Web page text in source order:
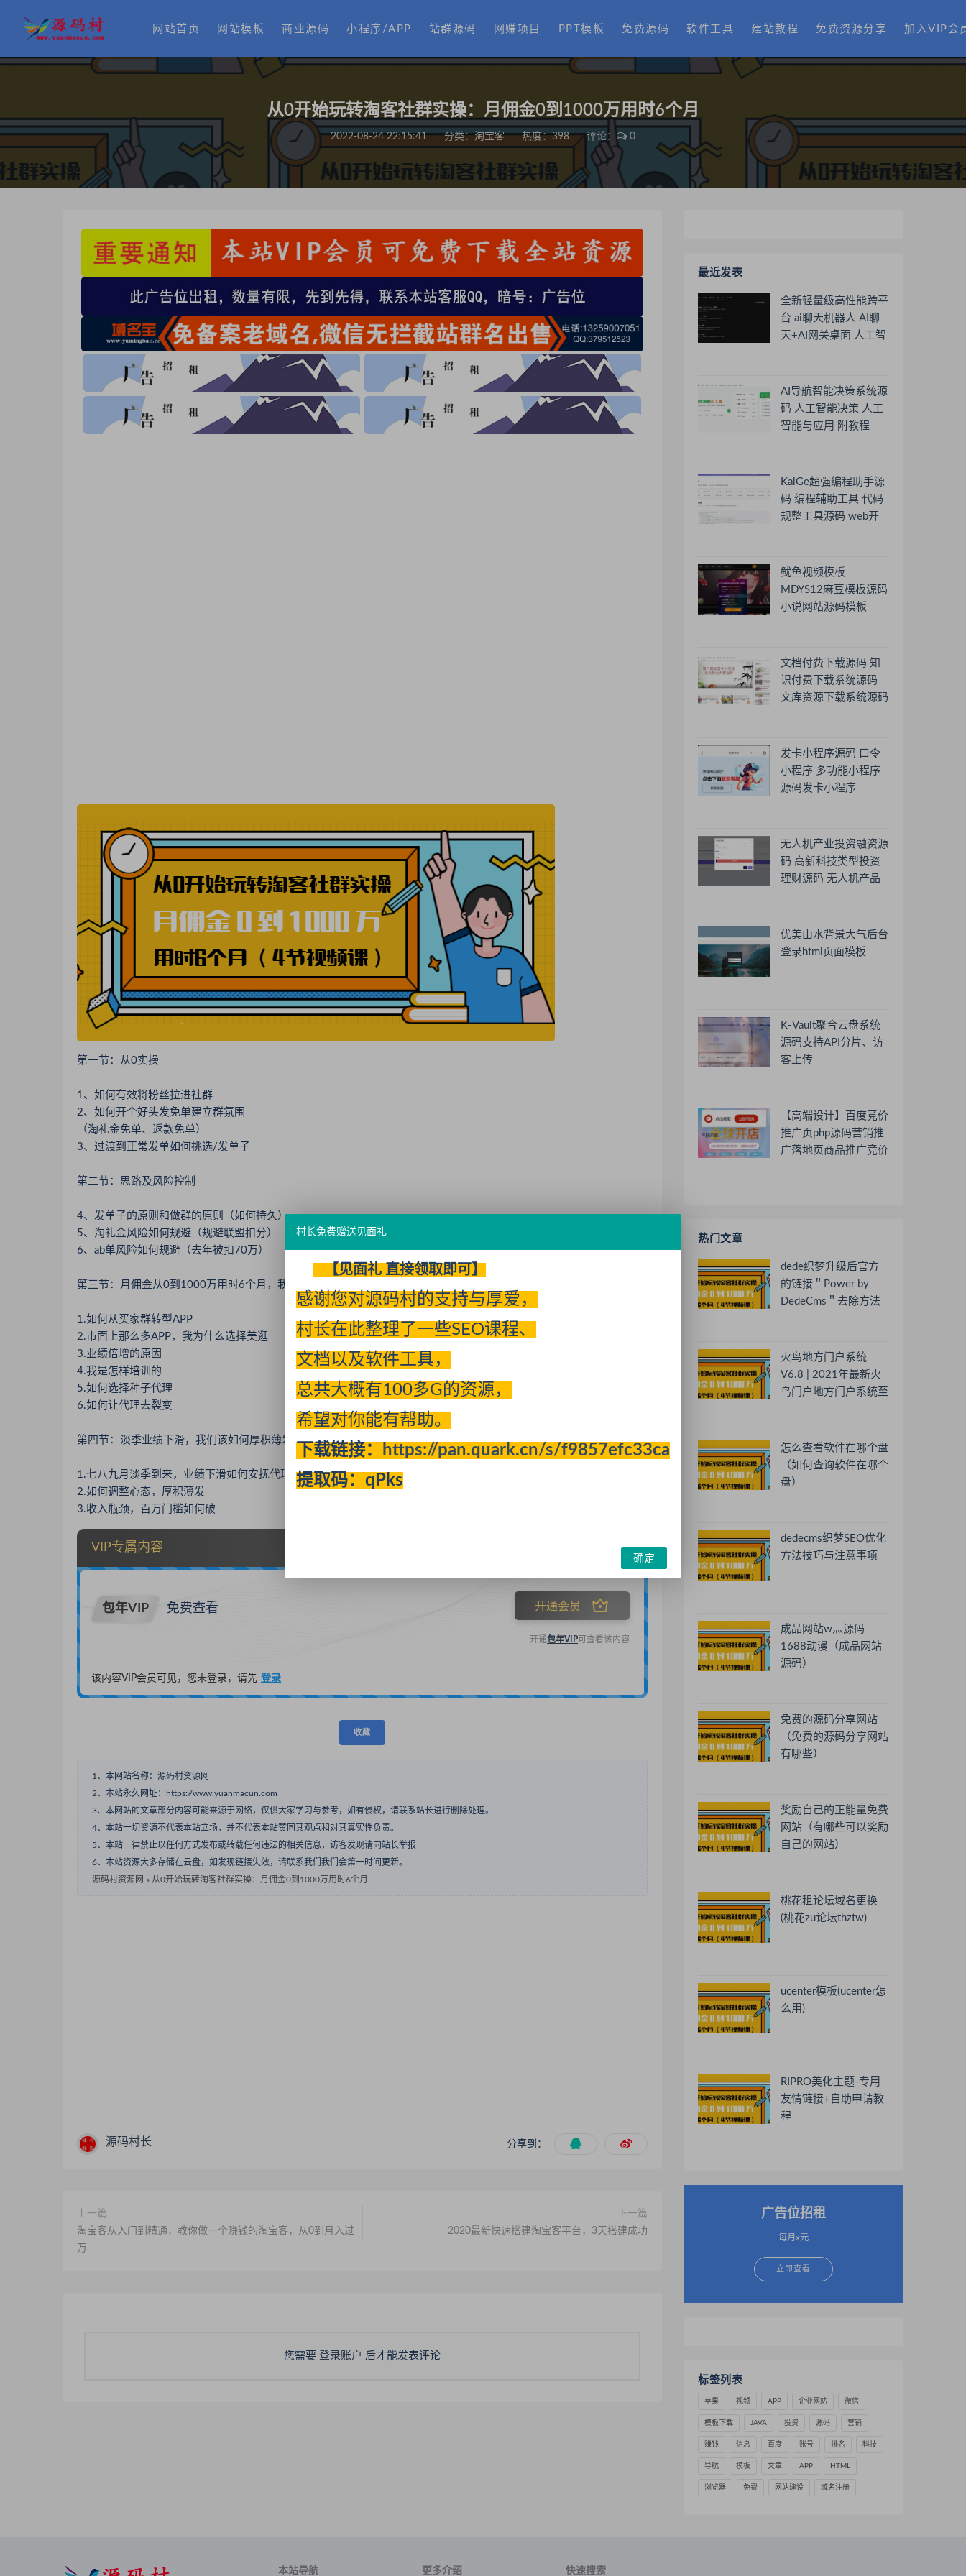
网站首页 网站模板 商业源码 小程序/APP 站群源码 网赚项目 PPT模板 免费源码 软件工具 建站教程 免费资源分享 加入VIP会
从0开始玩转淘客社群实操：月佣金0到1000万用时6个月
2022-08-24 22:15:41 分类：淘宝客 热度：398 评论： 0
第一节：从0实操
1、如何有效将粉丝拉进社群
2、如何开个好头发免单建立群氛围
（淘礼金免单、返款免单）
3、过渡到正常发单如何挑选/发单子
第二节：思路及风险控制
4、发单子的原则和做群的原则（如何持久）
5、淘礼金风险如何规避（规避联盟扣分）
6、ab单风险如何规避（去年被扣70万）
第三节：月佣金从0到1000万用时6个月，我是如何成功的
1.如何从买家群转型APP
2.市面上那么多APP，我为什么选择美逛
3.业绩倍增的原因
4.我是怎样培训的
5.如何选择种子代理
6.如何让代理去裂变
第四节：淡季业绩下滑，我们该如何厚积薄发，月佣金百万门槛如何突破
1.七八九月淡季到来，业绩下滑如何安抚代理
2.如何调整心态，厚积薄发
3.收入瓶颈，百万门槛如何破
VIP专属内容
包年VIP 免费查看 开通会员
开通包年VIP可查看该内容
该内容VIP会员可见，您未登录，请先 登录
收藏
1、本网站名称：源码村资源网
2、本站永久网址：https://www.yuanmacun.com
3、本网站的文章部分内容可能来源于网络，仅供大家学习与参考，如有侵权，请联系站长进行删除处理。
4、本站一切资源不代表本站立场，并不代表本站赞同其观点和对其真实性负责。
5、本站一律禁止以任何方式发布或转载任何违法的相关信息，访客发现请向站长举报
6、本站资源大多存储在云盘，如发现链接失效，请联系我们我们会第一时间更新。
源码村资源网 » 从0开始玩转淘客社群实操：月佣金0到1000万用时6个月
源码村长 分享到：
上一篇
淘宝客从入门到精通，教你做一个赚钱的淘宝客，从0到月入过
万
下一篇
2020最新快速搭建淘宝客平台，3天搭建成功
您需要 登录账户 后才能发表评论
最近发表
全新轻量级高性能跨平
台 ai聊天机器人 AI聊
天+AI网关桌面 人工智
AI导航智能决策系统源
码 人工智能决策 人工
智能与应用 附教程
KaiGe超强编程助手源
码 编程辅助工具 代码
规整工具源码 web开
鱿鱼视频模板
MDYS12麻豆模板源码
小说网站源码模板
文档付费下载源码 知
识付费下载系统源码
文库资源下载系统源码
发卡小程序源码 口令
小程序 多功能小程序
源码发卡小程序
无人机产业投资融资源
码 高新科技类型投资
理财源码 无人机产品
优美山水背景大气后台
登录html页面模板
K-Vault聚合云盘系统
源码支持API分片、访
客上传
【高端设计】百度竞价
推广页php源码营销推
广落地页商品推广竞价
热门文章
dede织梦升级后官方
的链接＂Power by
DedeCms＂去除方法
火鸟地方门户系统
V6.8 | 2021年最新火
鸟门户地方门户系统至
怎么查看软件在哪个盘
（如何查询软件在哪个
盘）
dedecms织梦SEO优化
方法技巧与注意事项
成品网站w灬源码
1688动漫（成品网站
源码）
免费的源码分享网站
（免费的源码分享网站
有哪些）
奖励自己的正能量免费
网站（有哪些可以奖励
自己的网站）
桃花租论坛域名更换
(桃花zu论坛thztw)
ucenter模板(ucenter怎
么用)
RIPRO美化主题-专用
友情链接+自助申请教
程
广告位招租
每月x元
立即查看
标签列表
苹果 视频 APP 企业网站 微信
模板下载 JAVA 投资 源码 营销
赚钱 信息 百度 账号 排名 科技
导航 模板 文章 APP HTML
浏览器 免费 网站建设 域名注册
本站导航 更多介绍 快速搜索
村长免费赠送见面礼
【见面礼 直接领取即可】
感谢您对源码村的支持与厚爱，
村长在此整理了一些SEO课程、
文档以及软件工具，
总共大概有100多G的资源，
希望对你能有帮助。
下载链接：
https://pan.quark.cn/s/f9857efc33ca
提取码：qPks
确定